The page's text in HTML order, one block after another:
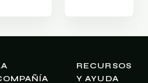
RECURSOS
Y AYUDA